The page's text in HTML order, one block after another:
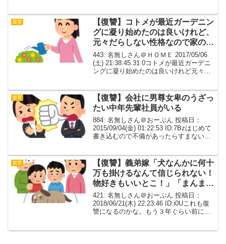
2013/...
復讐
【復讐】コトメが最近ガーデニン
グに凝り始めたのは良いけれど、
元々だらしない性格なので家の周
りが泥だらけ
443: 名無しさん＠ＨＯＭＥ 2017/05/06
(土) 21:38:45.31 0コトメが最近ガーデニ
ングに凝り始めたのは良いけれど元々だ
着けるものも整頓しないウ...
復讐
【復讐】会社に男尊女卑のうざっ
たい中年先輩社員がいる
884: 名無しさん＠おーぷん 投稿日：
2015/09/04(金) 01:22:53 ID:7Bzはじめて
書き込むので不備があったらすまない。
いる。典型的な「女のくせに...
復讐
【復讐】義弟嫁「犬なんかに何十
万も掛けるなんて信じられない！
物好きもいいとこ！」「まんまと
お犬様商戦に乗せられちゃって馬
鹿ねぇｗ」
421: 名無しさん＠おーぷん 投稿日：
2018/06/21(木) 22:23:46 ID:i0Uこれも復
讐になるのかな。もう３年ぐらい前にな